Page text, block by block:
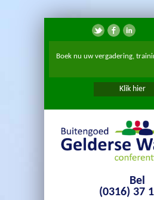
Boek nu uw vergadering,
Klik hier
Bel
(0316) 37